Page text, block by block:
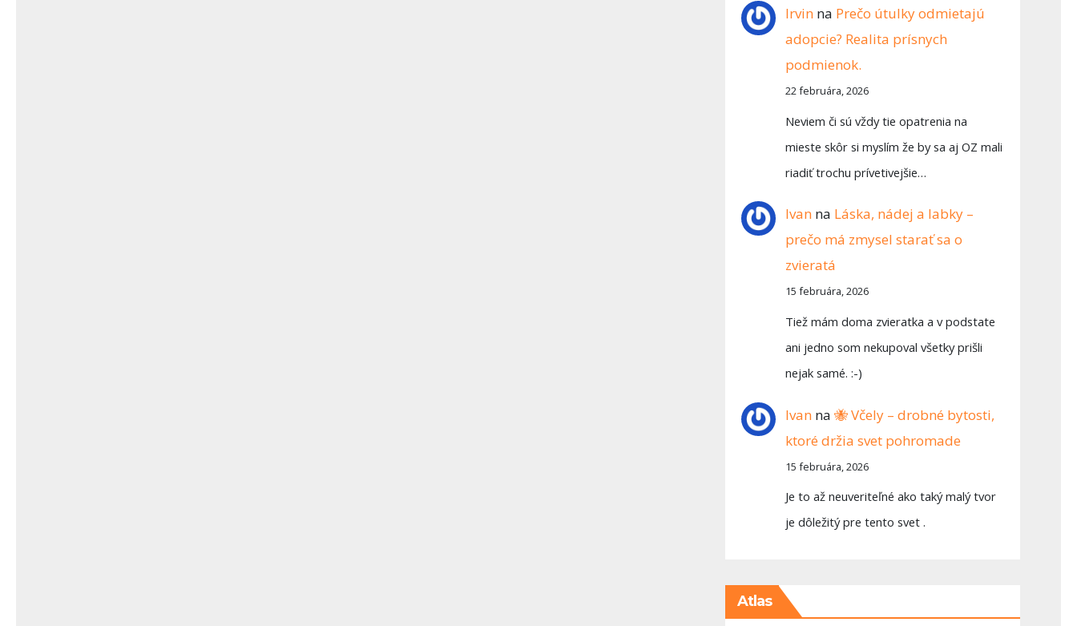
Irvin na Prečo útulky odmietajú
adopcie? Realita prísnych
podmienok.
22 februára, 2026
Neviem či sú vždy tie opatrenia na
mieste skôr si myslím že by sa aj OZ mali
riadiť trochu prívetivejšie…
Ivan na Láska, nádej a labky –
prečo má zmysel starať sa o
zvieratá
15 februára, 2026
Tiež mám doma zvieratka a v podstate
ani jedno som nekupoval všetky prišli
nejak samé. :-)
Ivan na🐝 Včely – drobné bytosti,
ktoré držia svet pohromade
15 februára, 2026
Je to až neuveriteľné ako taký malý tvor
je dôležitý pre tento svet .
Atlas